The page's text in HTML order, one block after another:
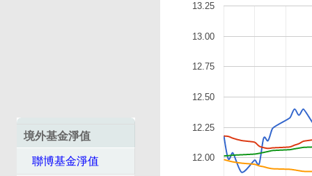
境外基金淨值
聯博基金淨值 12.00
12.25
12.50
12.75
13.00
13.25